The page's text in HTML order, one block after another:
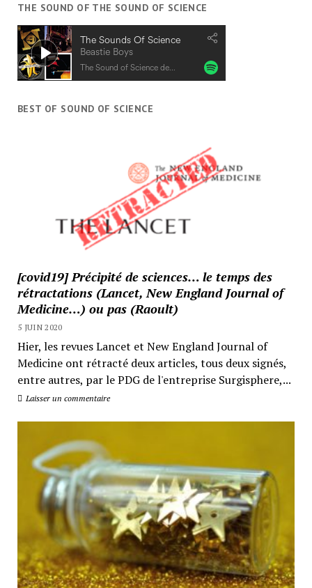
THE SOUND OF THE SOUND OF SCIENCE
BEST OF SOUND OF SCIENCE
[covid19] Précipité de sciences… le temps des
rétractations (Lancet, New England Journal of
Medicine…) ou pas (Raoult)
5 JUIN 2020
Hier, les revues Lancet et New England Journal of
Medicine ont rétracté deux articles, tous deux signés,
entre autres, par le PDG de l'entreprise Surgisphere,...
Laisser un commentaire